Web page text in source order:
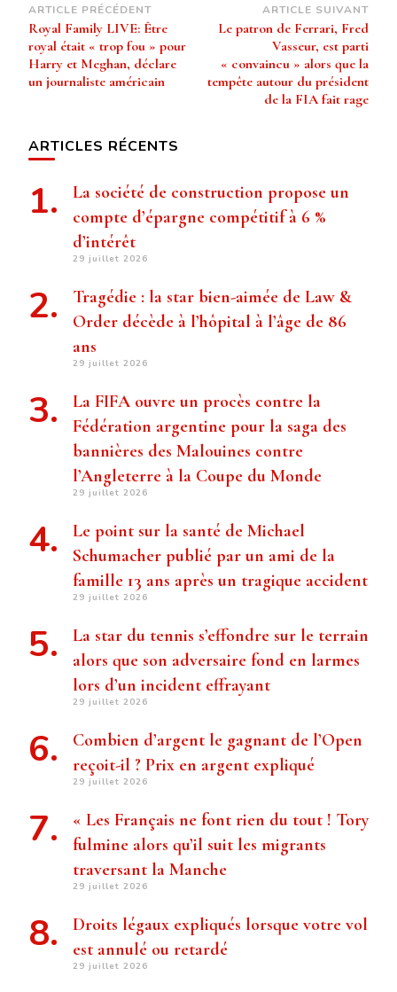
Navigation
d’article
ARTICLE PRÉCÉDENT
Royal Family LIVE: Être
royal était « trop ​​fou » pour
Harry et Meghan, déclare
un journaliste américain
ARTICLE SUIVANT
Le patron de Ferrari, Fred
Vasseur, est parti
« convaincu » alors que la
tempête autour du président
de la FIA fait rage
ARTICLES RÉCENTS
La société de construction propose un
compte d’épargne compétitif à 6 %
d’intérêt
29 juillet 2026
Tragédie : la star bien-aimée de Law &
Order décède à l’hôpital à l’âge de 86
ans
29 juillet 2026
La FIFA ouvre un procès contre la
Fédération argentine pour la saga des
bannières des Malouines contre
l’Angleterre à la Coupe du Monde
29 juillet 2026
Le point sur la santé de Michael
Schumacher publié par un ami de la
famille 13 ans après un tragique accident
29 juillet 2026
La star du tennis s’effondre sur le terrain
alors que son adversaire fond en larmes
lors d’un incident effrayant
29 juillet 2026
Combien d’argent le gagnant de l’Open
reçoit-il ? Prix ​​en argent expliqué
29 juillet 2026
« Les Français ne font rien du tout ! Tory
fulmine alors qu’il suit les migrants
traversant la Manche
29 juillet 2026
Droits légaux expliqués lorsque votre vol
est annulé ou retardé
29 juillet 2026